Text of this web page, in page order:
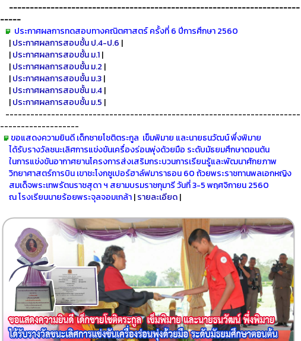
----------------------------------------------------------------------
-----
ประกาศผลการทดสอบทางคณิตศาสตร์ ครั้งที่ 6 ปีการศึกษา 2560
|ประกาศผลการสอบชั้น ป.4-ป.6 |
|ประกาศผลการสอบชั้น ม.1|
|ประกาศผลการสอบชั้น ม.2 |
|ประกาศผลการสอบชั้น ม.3|
|ประกาศผลการสอบชั้น ม.4|
|ประกาศผลการสอบชั้น ม.5 |
-----------------------------------------------------------------------
-------------------
ขอแสดงความยินดี เด็กชายโชติตระกูล เข็มพิมาย และนายธนวัฒน์ พึ่งพิมาย
ได้รับรางวัลชนะเลิศการแข่งขันเครื่องร่อนพุ่งด้วยมือ ระดับมัธยมศึกษาตอนต้น
ในการแข่งขันอากาศยานโครงการส่งเสริมกระบวนการเรียนรู้และพัฒนาศักยภาพ
วิทยาศาสตร์การบิน เขาชะโงกซูเปอร์ฮาล์ฟมาราธอน 60 ถ้วยพระราชทานพลเอกหญิง
สมเด็จพระเทพรัตนราชสุดา ฯ สยามบรมราชกุมารี วันที่ 3-5 พฤศจิกายน 2560
ณ โรงเรียนนายร้อยพระจุลจอมเกล้า|รายละเอียด|